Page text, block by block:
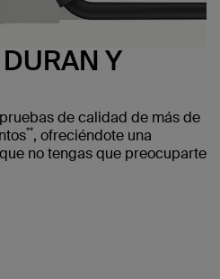
Y
de calidad de más de
**, ofreciéndote una
no tengas que preocuparte